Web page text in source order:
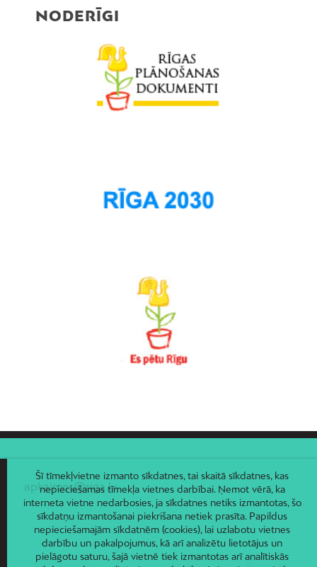
Salas
Sarkandaugava
NODERĪGI
apkaimes@riga.lv
Šī tīmekļvietne izmanto sīkdatnes, tai skaitā sīkdatnes, kas
nepieciešamas tīmekļa vietnes darbībai. Ņemot vērā, ka
interneta vietne nedarbosies, ja sīkdatnes netiks izmantotas, šo
sīkdatņu izmantošanai piekrišana netiek prasīta. Papildus
nepieciešamajām sīkdatnēm (cookies), lai uzlabotu vietnes
darbību un pakalpojumus, kā arī analizētu lietotājus un
pielāgotu saturu, šajā vietnē tiek izmantotas arī analītiskās